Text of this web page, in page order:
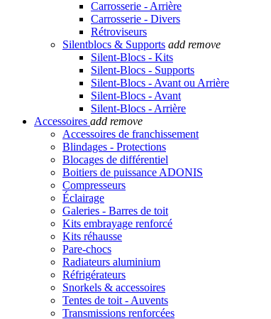
Carrosserie - Arrière
Carrosserie - Divers
Rétroviseurs
Silentblocs & Supports add remove
Silent-Blocs - Kits
Silent-Blocs - Supports
Silent-Blocs - Avant ou Arrière
Silent-Blocs - Avant
Silent-Blocs - Arrière
Accessoires add remove
Accessoires de franchissement
Blindages - Protections
Blocages de différentiel
Boitiers de puissance ADONIS
Compresseurs
Éclairage
Galeries - Barres de toit
Kits embrayage renforcé
Kits réhausse
Pare-chocs
Radiateurs aluminium
Réfrigérateurs
Snorkels & accessoires
Tentes de toit - Auvents
Transmissions renforcées